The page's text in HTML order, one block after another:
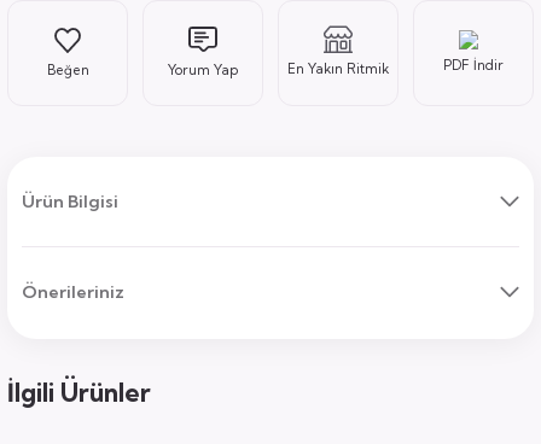
Yorum Yap En Yakın Ritmik PDF İndir
Ürün Bilgisi
Önerileriniz
İlgili Ürünler